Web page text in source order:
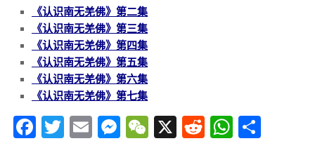
《认识南无羌佛》第二集
《认识南无羌佛》第三集
《认识南无羌佛》第四集
《认识南无羌佛》第五集
《认识南无羌佛》第六集
《认识南无羌佛》第七集
Facebook
Twitter
EmailMessenger
WeChat
X Reddit